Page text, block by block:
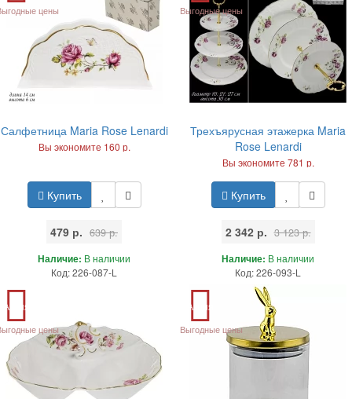
цены
Салфетница Maria Rose Lenardi
Вы экономите 160 р.
Купить
479 р. 639 р.
Наличие: В наличии
Код: 226-087-L
Выгодные цены
Трехъярусная этажерка Maria
Rose Lenardi
Вы экономите 781 р.
Купить
2 342 р. 3 123 р.
Наличие: В наличии
Код: 226-093-L
Акция
цены
Акция
Выгодные цены